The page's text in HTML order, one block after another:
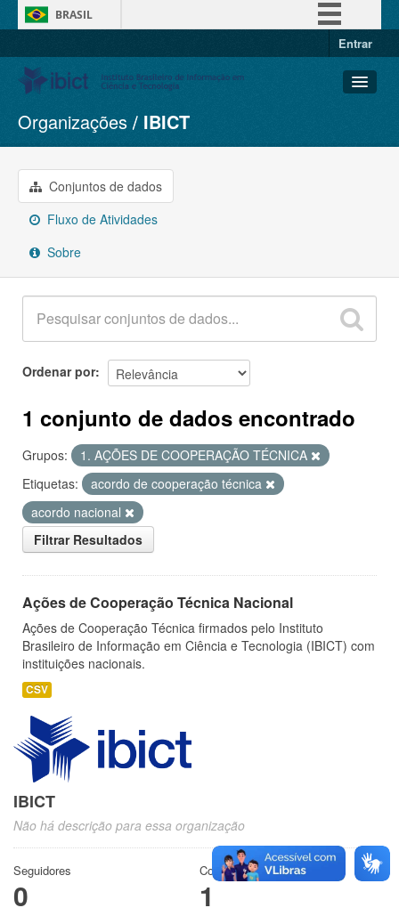
BRASIL
Entrar
Conjuntos de dados
Organizações
Grupos
Sobre
Organizações IBICT
Conjuntos de dados
Fluxo de Atividades
Sobre
Ordenar por
1 conjunto de dados encontrado
Grupos:
1. AÇÕES DE COOPERAÇÃO TÉCNICA
Etiquetas:
acordo de cooperação técnica
acordo nacional
Filtrar Resultados
Ações de Cooperação Técnica Nacional
Ações de Cooperação Técnica firmados pelo Instituto
Brasileiro de Informação em Ciência e Tecnologia (IBICT) com
instituições nacionais.
CSV
IBICT
Não há descrição para essa organização
Seguidores
0
Conjuntos de dados
1